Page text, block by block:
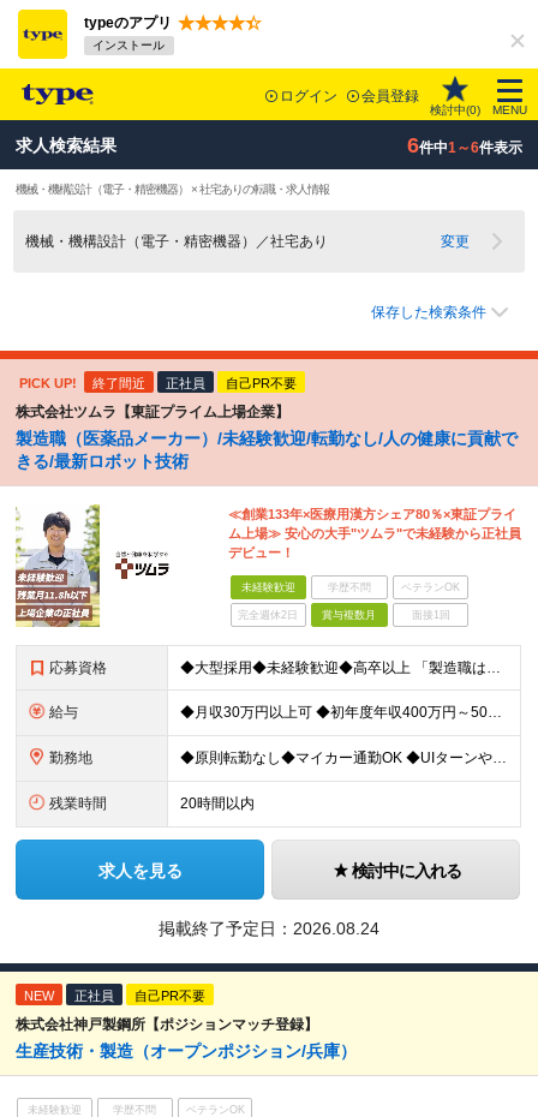
typeのアプリ
インストール
ログイン 会員登録
検討中(0) MENU
求人検索結果 6件中1～6件表示
機械・機構設計（電子・精密機器） × 社宅ありの転職・求人情報
機械・機構設計（電子・精密機器）／社宅あり 変更
保存した検索条件
PICK UP! 終了間近 正社員 自己PR不要
株式会社ツムラ【東証プライム上場企業】
製造職（医薬品メーカー）/未経験歓迎/転勤なし/人の健康に貢献で
きる/最新ロボット技術
≪創業133年×医療用漢方シェア80％×東証プライ
ム上場≫ 安心の大手"ツムラ"で未経験から正社員
デビュー！
未経験歓迎 学歴不問 ベテランOK
完全週休2日 賞与複数月 面接1回
応募資格 ◆大型採用◆未経験歓迎◆高卒以上 「製造職は初めて…」という方でも大丈夫。 イチから丁寧にお教えしますのでご安心ください。 ＼こんなアナタにピッタリ／ ◎「人の健康に貢献したい」という想いがある
給与 ◆月収30万円以上可 ◆初年度年収400万円～500万円想定 月給21万7,080円～22万7,810円＋各種手当＋賞与年2回 ★「手当」や「賞与」が手厚いため、1年目未経験でも年収400万円以上
勤務地 ◆原則転勤なし◆マイカー通勤OK ◆UIターンや移住転職歓迎。Web面接実施中 ＜茨城工場＞ 茨城県稲敷郡阿見町吉原3586 ┗クリーンで働きやすいのが魅力です。 ★豊かな自然と便利な生活環境が調
残業時間 20時間以内
求人を見る 検討中に入れる
掲載終了予定日： 2026.08.24
NEW 正社員 自己PR不要
株式会社神戸製鋼所【ポジションマッチ登録】
生産技術・製造（オープンポジション/兵庫）
未経験歓迎 学歴不問 ベテランOK